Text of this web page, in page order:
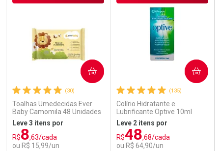
Ativar Desconto
Comprar sem Desconto
Por R$ 29,30/cada
Comprar sem Desconto
Por R$ 29,30/cada
(30)
Toalhas Umedecidas Ever
Baby Camomila 48 Unidades
Leve 3 itens por
R$8,63/cada
ou R$ 15,99/un
COMPRAR
(135)
Colírio Hidratante e
Lubrificante Optive 10ml
Leve 2 itens por
R$48,68/cada
ou R$ 64,90/un
COMPRAR